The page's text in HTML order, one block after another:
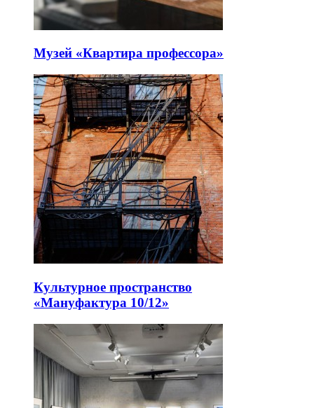
Музей «Квартира профессора»
Культурное пространство
«Мануфактура 10/12»